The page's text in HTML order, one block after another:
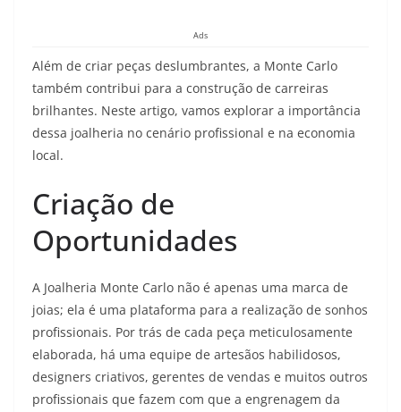
Ads
Além de criar peças deslumbrantes, a Monte Carlo
também contribui para a construção de carreiras
brilhantes. Neste artigo, vamos explorar a importância
dessa joalheria no cenário profissional e na economia
local.
Criação de
Oportunidades
A Joalheria Monte Carlo não é apenas uma marca de
joias; ela é uma plataforma para a realização de sonhos
profissionais. Por trás de cada peça meticulosamente
elaborada, há uma equipe de artesãos habilidosos,
designers criativos, gerentes de vendas e muitos outros
profissionais que fazem com que a engrenagem da